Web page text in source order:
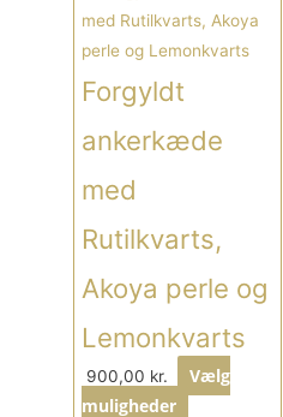
Forgyldt
ankerkæde
med
Rutilkvarts,
Akoya perle og
Lemonkvarts
900,00 kr.
Vælg
muligheder
har
flere
kan